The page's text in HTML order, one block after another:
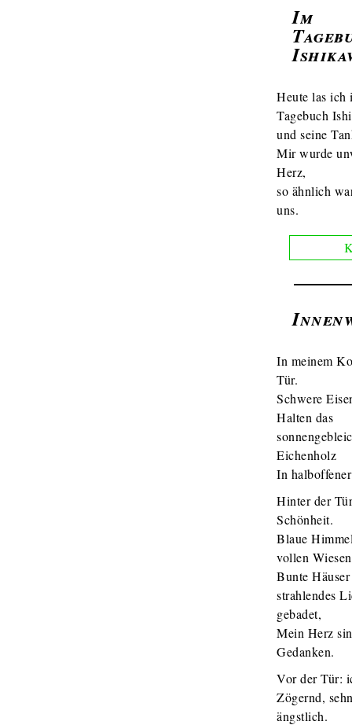
Im
Heute las ich
Tagebuch
und seine
Mir wurde
Herz,
so ähnlich
uns.
In meinem
Tür.
Schwere
Halten das
Eichenholz
In
Hinter der
Schönheit.
Blaue
vollen
Bunte
strahlendes
gebadet,
Mein Herz
Gedanken.
Vor der Tür:
Zögernd,
ängstlich.